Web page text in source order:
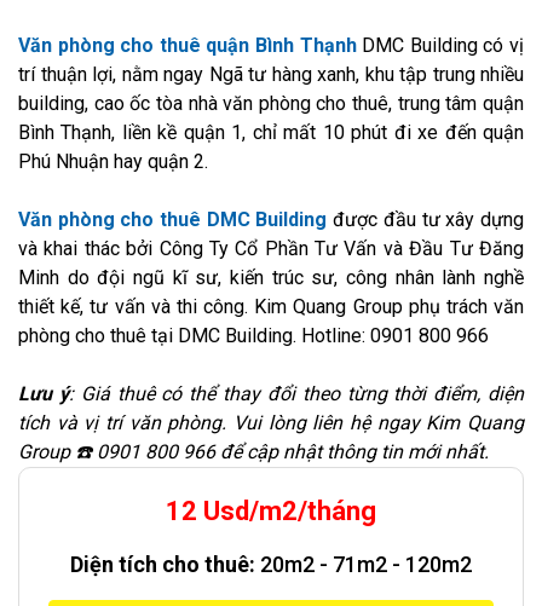
Văn phòng cho thuê quận Bình ThạnhDMC Building có vị
trí thuận lợi, nằm ngay Ngã tư hàng xanh, khu tập trung nhiều
building, cao ốc tòa nhà văn phòng cho thuê, trung tâm quận
Bình Thạnh, liền kề quận 1, chỉ mất 10 phút đi xe đến quận
Phú Nhuận hay quận 2.
Văn phòng cho thuê DMC Building được đầu tư xây dựng
và khai thác bởi Công Ty Cổ Phần Tư Vấn và Đầu Tư Đăng
Minh do đội ngũ kĩ sư, kiến trúc sư, công nhân lành nghề
thiết kế, tư vấn và thi công. Kim Quang Group phụ trách văn
phòng cho thuê tại DMC Building. Hotline: 0901 800 966
Lưu ý: Giá thuê có thể thay đổi theo từng thời điểm, diện
tích và vị trí văn phòng. Vui lòng liên hệ ngay Kim Quang
Group ☎️ 0901 800 966 để cập nhật thông tin mới nhất.
12 Usd/m2/tháng
Diện tích cho thuê: 20m2 - 71m2 - 120m2